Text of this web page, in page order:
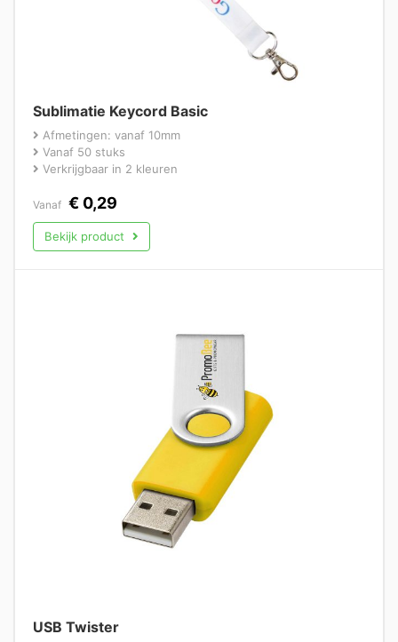
Sublimatie Keycord Basic
Afmetingen: vanaf 10mm
Vanaf 50 stuks
Verkrijgbaar in 2 kleuren
Vanaf € 0,29
Bekijk product
USB Twister